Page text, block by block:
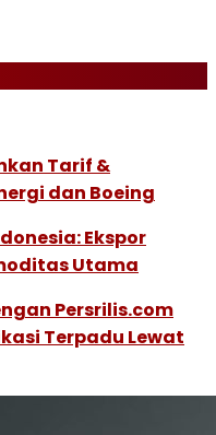
Tarif &
dan Boeing
Ekspor
Utama
Persrilis.com
Terpadu Lewat